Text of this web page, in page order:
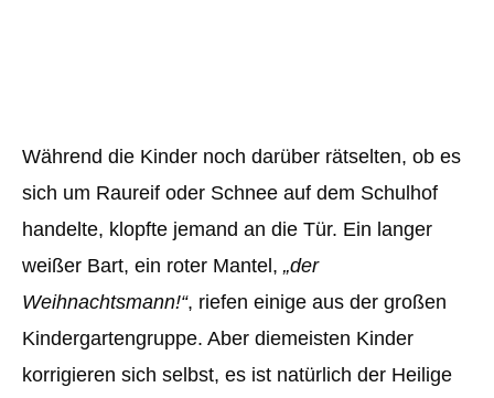
Während die Kinder noch darüber rätselten, ob es
sich um Raureif oder Schnee auf dem Schulhof
handelte, klopfte jemand an die Tür. Ein langer
weißer Bart, ein roter Mantel, „der
Weihnachtsmann!“, riefen einige aus der großen
Kindergartengruppe. Aber diemeisten Kinder
korrigieren sich selbst, es ist natürlich der Heilige